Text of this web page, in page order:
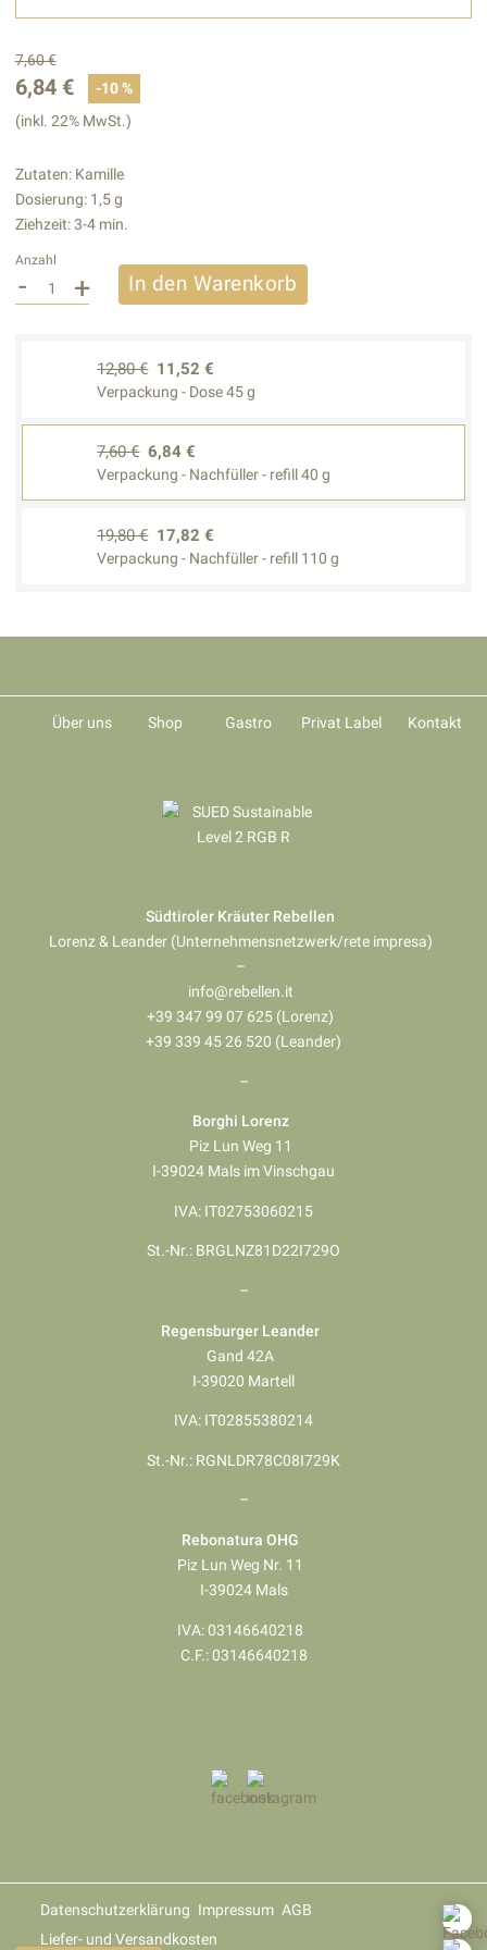
7,60 €
6,84 €
-10 %
(inkl. 22% MwSt.)
Zutaten: Kamille
Dosierung: 1,5 g
Ziehzeit: 3-4 min.
Anzahl
- + In den Warenkorb
12,80 € 11,52 €
Verpackung - Dose 45 g
7,60 € 6,84 €
Verpackung - Nachfüller - refill 40 g
19,80 € 17,82 €
Verpackung - Nachfüller - refill 110 g
Über uns Shop Gastro Privat Label Kontakt
Südtiroler Kräuter Rebellen
Lorenz & Leander (Unternehmensnetzwerk/rete impresa)
–
info@rebellen.it
+39 347 99 07 625 (Lorenz)
+39 339 45 26 520 (Leander)
–
Borghi Lorenz
Piz Lun Weg 11
I-39024 Mals im Vinschgau
IVA: IT02753060215
St.-Nr.: BRGLNZ81D22I729O
–
Regensburger Leander
Gand 42A
I-39020 Martell
IVA: IT02855380214
St.-Nr.: RGNLDR78C08I729K
–
Rebonatura OHG
Piz Lun Weg Nr. 11
I-39024 Mals
IVA: 03146640218
​​​​​​​C.F.: 03146640218
Datenschutzerklärung Impressum AGB
Liefer- und Versandkosten